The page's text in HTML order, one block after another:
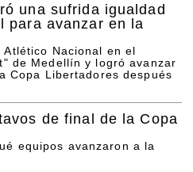
una sufrida igualdad
para avanzar en la
Nacional en el
de Medellín y logró avanzar
Copa Libertadores después
de final de la Copa
equipos avanzaron a la